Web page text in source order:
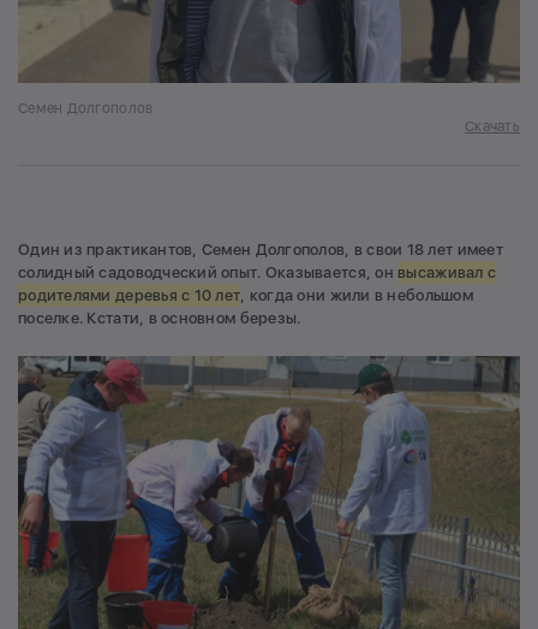
Семен Долгополов
Скачать
Один из практикантов, Семен Долгополов, в свои 18 лет имеет
солидный садоводческий опыт. Оказывается, он высаживал с
родителями деревья с 10 лет, когда они жили в небольшом
поселке. Кстати, в основном березы.